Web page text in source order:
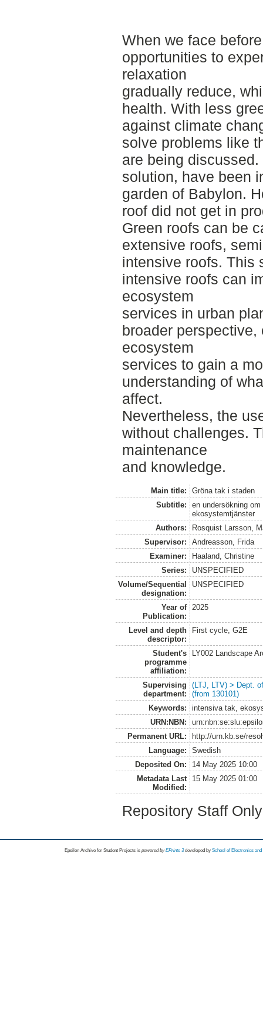
When we face
opportunities to
relaxation
gradually reduce,
health. With less
against climate
solve problems like
are being
solution, have been
garden of Babylon.
roof did not get in
Green roofs can be
extensive roofs,
intensive roofs. This
intensive roofs can
ecosystem
services in urban
broader
ecosystem
services to gain a
understanding of
affect.
Nevertheless, the
without challenges.
maintenance
and knowledge.
Main title:
Gröna tak i staden
Subtitle:
en undersökning
ekosystemtjänster
Authors:
Rosquist Larsson,
Supervisor:
Andreasson, Frida
Examiner:
Haaland, Christine
Series:
UNSPECIFIED
Volume/Sequential
designation:
UNSPECIFIED
Year of
Publication:
2025
Level and depth
descriptor:
First cycle, G2E
Student's
programme
affiliation:
LY002 Landscape
Supervising
department:
(LTJ, LTV) > Dept.
(from 130101)
Keywords:
intensiva tak,
URN:NBN:
Permanent URL:
http://urn.kb.se/
Language:
Swedish
Deposited On:
14 May 2025 10:00
Metadata Last
Modified:
15 May 2025 01:00
Repository Staff
Epsilon Archive for Student Projects is powored byEPrints 3 developed by School of Electronics